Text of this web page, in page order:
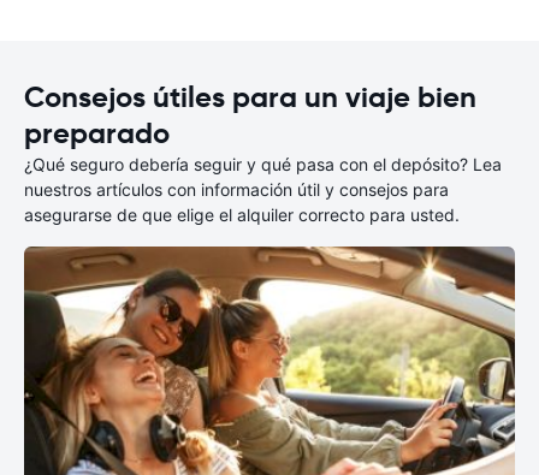
Consejos útiles para un viaje bien
preparado
¿Qué seguro debería seguir y qué pasa con el depósito? Lea
nuestros artículos con información útil y consejos para
asegurarse de que elige el alquiler correcto para usted.